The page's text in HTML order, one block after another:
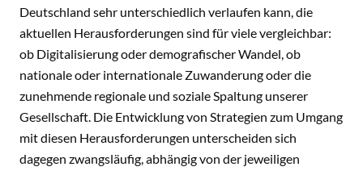
Deutschland sehr unterschiedlich verlaufen kann, die
aktuellen Herausforderungen sind für viele vergleichbar:
ob Digitalisierung oder demografischer Wandel, ob
nationale oder internationale Zuwanderung oder die
zunehmende regionale und soziale Spaltung unserer
Gesellschaft. Die Entwicklung von Strategien zum Umgang
mit diesen Herausforderungen unterscheiden sich
dagegen zwangsläufig, abhängig von der jeweiligen